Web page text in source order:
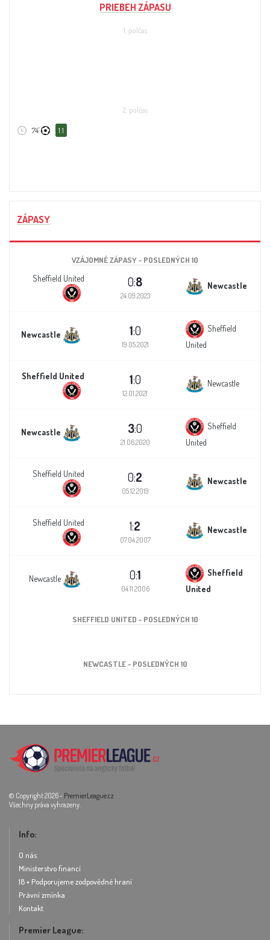
PRIEBEH ZÁPASU
1. polčas
2. polčas
74' 1:1
ZÁPASY
VZÁJOMNÉ ZÁPASY - POSLEDNÝCH 10
Sheffield United 0:8
24.09.2023
Newcastle
Newcastle 1:0
19.05.2021
Sheffield
United
Sheffield United 1:0
12.01.2021
Newcastle
Newcastle 3:0
21.06.2020
Sheffield
United
Sheffield United 0:2
05.12.2019
Newcastle
Sheffield United 1:2
07.04.2007
Newcastle
Newcastle 0:1
04.11.2006
Sheffield
United
SHEFFIELD UNITED - POSLEDNÝCH 10
NEWCASTLE - POSLEDNÝCH 10
© Copyright 2026 - PremierLeague.cz
Všechny práva vyhrazeny.
Info:
O nás
Ministerstvo financí
18 + Podporujeme zodpovědné hraní
Právní zmínka
Kontakt
Premier League: